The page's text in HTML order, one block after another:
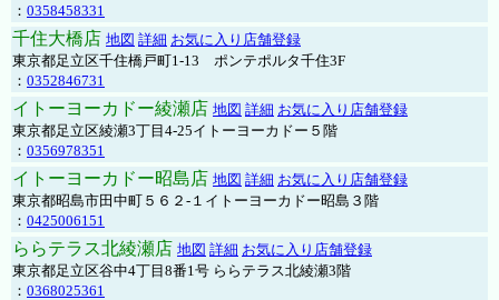
： 0358458331
千住大橋店 地図 詳細 お気に入り店舗登録
東京都足立区千住橋戸町1-13 ポンテポルタ千住3F
： 0352846731
イトーヨーカドー綾瀬店 地図 詳細 お気に入り店舗登録
東京都足立区綾瀬3丁目4-25イトーヨーカドー５階
： 0356978351
イトーヨーカドー昭島店 地図 詳細 お気に入り店舗登録
東京都昭島市田中町５６２-１イトーヨーカドー昭島３階
： 0425006151
ららテラス北綾瀬店 地図 詳細 お気に入り店舗登録
東京都足立区谷中4丁目8番1号 ららテラス北綾瀬3階
： 0368025361